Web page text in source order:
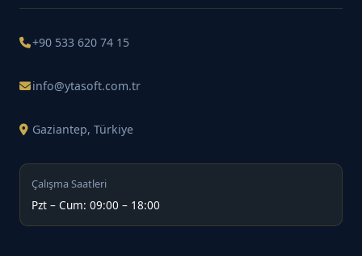
+90 533 620 74 15
info@ytasoft.com.tr
Gaziantep, Türkiye
Çalışma Saatleri
Pzt – Cum: 09:00 – 18:00